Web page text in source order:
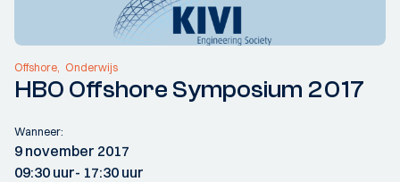
Offshore Onderwijs
HBO Offshore Symposium 2017
Wanneer:
9 november 2017
09:30 uur- 17:30 uur